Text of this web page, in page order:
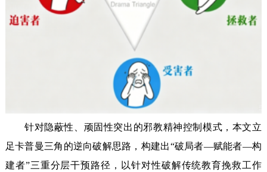
针对隐蔽性、顽固性突出的邪教精神控制模式，本文立
足卡普曼三角的逆向破解思路，构建出“破局者—赋能者—构
建者”三重分层干预路径，以针对性破解传统教育挽救工作